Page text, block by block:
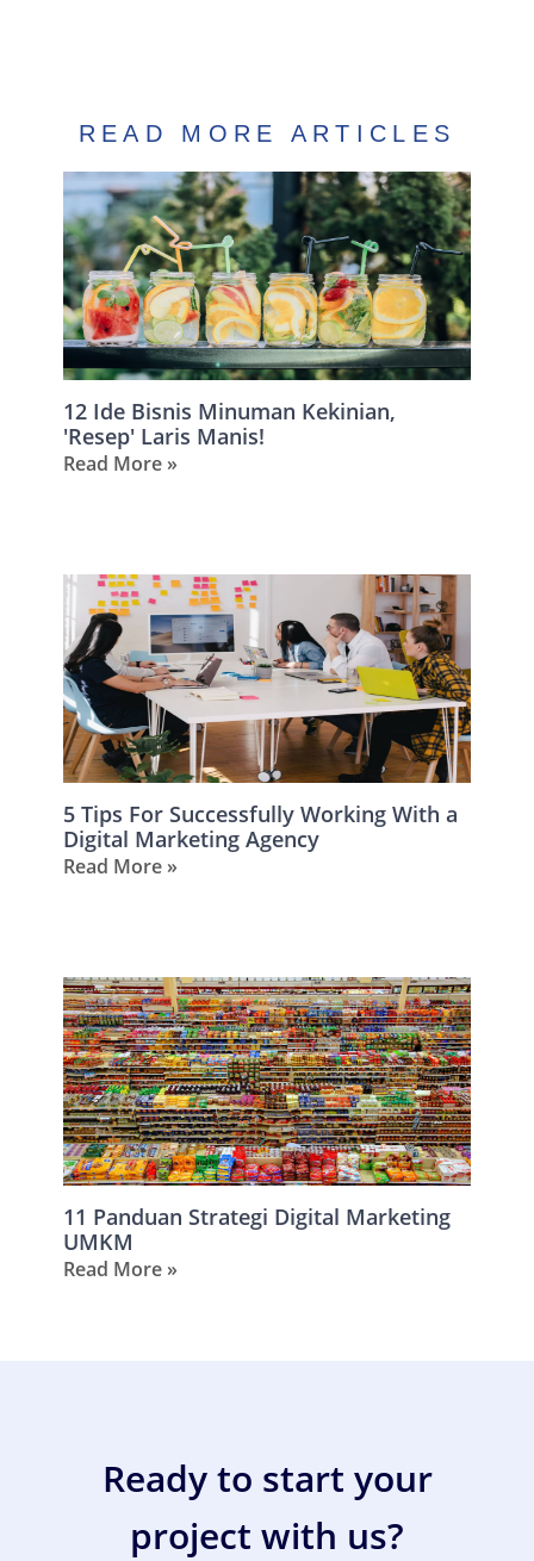
READ MORE ARTICLES
12 Ide Bisnis Minuman Kekinian,
'Resep' Laris Manis!
Read More »
5 Tips For Successfully Working With a
Digital Marketing Agency
Read More »
11 Panduan Strategi Digital Marketing
UMKM
Read More »
Ready to start your
project with us?